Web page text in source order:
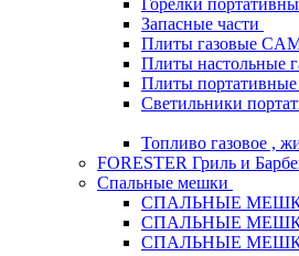
Горелки
Запасные части
Плиты газовые
Плиты настольные
Плиты портативные
Светильники
Топливо газовое ,
FORESTER Гриль и
Спальные мешки
СПАЛЬНЫЕ МЕШКИ
СПАЛЬНЫЕ
СПАЛЬНЫЕ